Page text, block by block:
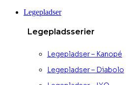
Legepladser
Legepladsserier
Legepladser – Kanopé
Legepladser – Diabolo